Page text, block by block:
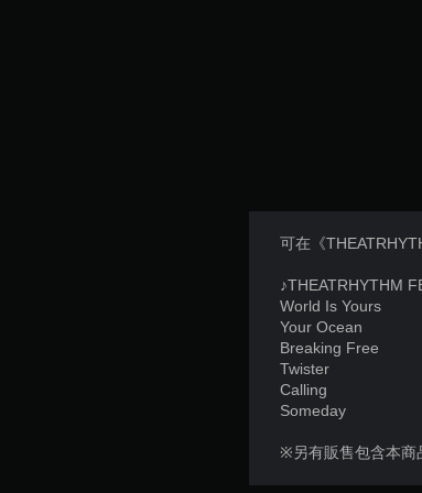
可在《
♪THEATRHYTHM
World Is Yours
Your Ocean
Breaking Free
Twister
Calling
Someday
※另有販售包含本商